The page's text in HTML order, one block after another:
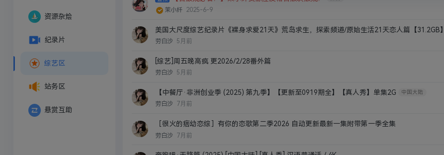
资源杂烩
纪录片
综艺区
站务区
悬赏互助
茉小纤 2025-6-9
美国大尺度综艺纪录片《裸身求爱21天》荒岛求生，探索频道/原始生活21天恋人篇【31.2GB】
劳白沙 5月前
[综艺]周五晚高疯 更2026/2/28番外篇
劳白沙 5月前
【中餐厅·非洲创业季 (2025) 第九季】【更新至0919期全】【真人秀】单集2G 中国大陆
劳白沙 7月前
［很火的痞幼恋综］有你的恋歌第二季2026 自动更新最新一集附带第一季全集
劳白沙 7月前